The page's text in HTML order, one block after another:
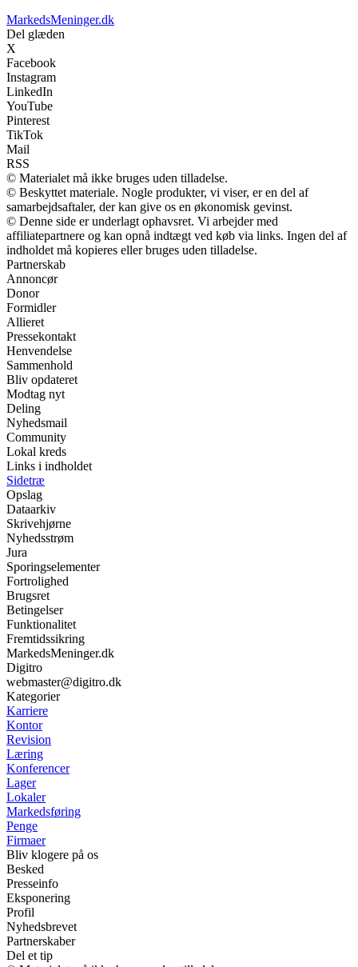
MarkedsMeninger.dk
Del glæden
X
Facebook
Instagram
LinkedIn
YouTube
Pinterest
TikTok
Mail
RSS
© Materialet må ikke bruges uden tilladelse.
© Beskyttet materiale. Nogle produkter, vi viser, er en del af
samarbejdsaftaler, der kan give os en økonomisk gevinst.
© Denne side er underlagt ophavsret. Vi arbejder med
affiliatepartnere og kan opnå indtægt ved køb via links. Ingen del af
indholdet må kopieres eller bruges uden tilladelse.
Partnerskab
Annoncør
Donor
Formidler
Allieret
Pressekontakt
Henvendelse
Sammenhold
Bliv opdateret
Modtag nyt
Deling
Nyhedsmail
Community
Lokal kreds
Links i indholdet
Sidetræ
Opslag
Dataarkiv
Skrivehjørne
Nyhedsstrøm
Jura
Sporingselementer
Fortrolighed
Brugsret
Betingelser
Funktionalitet
Fremtidssikring
MarkedsMeninger.dk
Digitro
webmaster@digitro.dk
Kategorier
Karriere
Kontor
Revision
Læring
Konferencer
Lager
Lokaler
Markedsføring
Penge
Firmaer
Bliv klogere på os
Besked
Presseinfo
Eksponering
Profil
Nyhedsbrevet
Partnerskaber
Del et tip